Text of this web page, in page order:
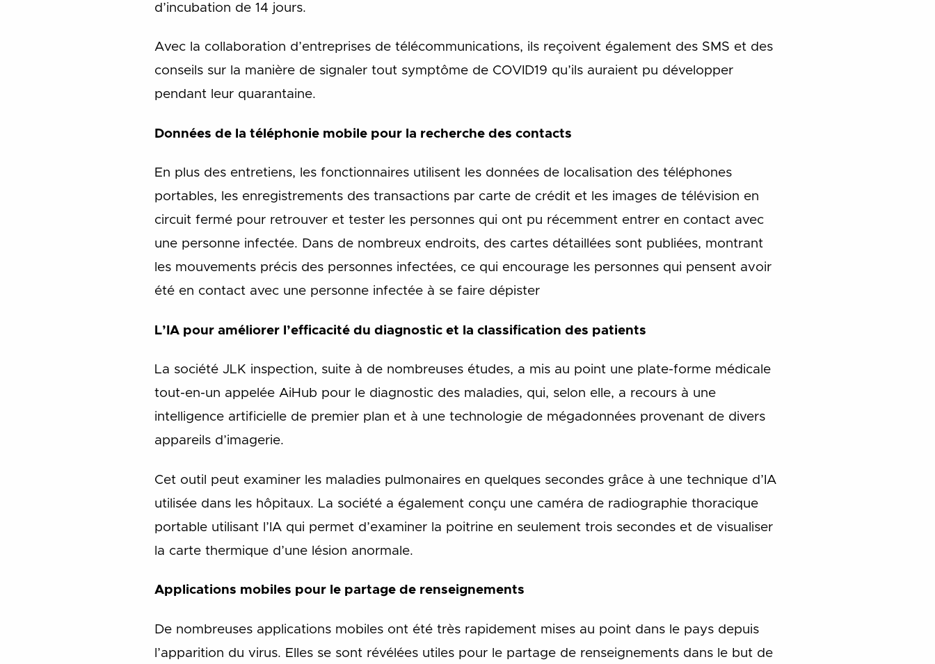
d’incubation de 14 jours.
Avec la collaboration d’entreprises de télécommunications, ils reçoivent également des SMS et des
conseils sur la manière de signaler tout symptôme de COVID19 qu’ils auraient pu développer
pendant leur quarantaine.
Données de la téléphonie mobile pour la recherche des contacts
En plus des entretiens, les fonctionnaires utilisent les données de localisation des téléphones
portables, les enregistrements des transactions par carte de crédit et les images de télévision en
circuit fermé pour retrouver et tester les personnes qui ont pu récemment entrer en contact avec
une personne infectée. Dans de nombreux endroits, des cartes détaillées sont publiées, montrant
les mouvements précis des personnes infectées, ce qui encourage les personnes qui pensent avoir
été en contact avec une personne infectée à se faire dépister
L’IA pour améliorer l’efficacité du diagnostic et la classification des patients
La société JLK inspection, suite à de nombreuses études, a mis au point une plate-forme médicale
tout-en-un appelée AiHub pour le diagnostic des maladies, qui, selon elle, a recours à une
intelligence artificielle de premier plan et à une technologie de mégadonnées provenant de divers
appareils d’imagerie.
Cet outil peut examiner les maladies pulmonaires en quelques secondes grâce à une technique d’IA
utilisée dans les hôpitaux. La société a également conçu une caméra de radiographie thoracique
portable utilisant l’IA qui permet d’examiner la poitrine en seulement trois secondes et de visualiser
la carte thermique d’une lésion anormale.
Applications mobiles pour le partage de renseignements
De nombreuses applications mobiles ont été très rapidement mises au point dans le pays depuis
l’apparition du virus. Elles se sont révélées utiles pour le partage de renseignements dans le but de